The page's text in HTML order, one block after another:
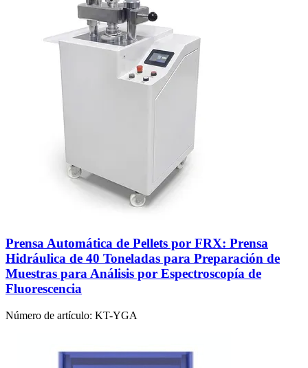
Prensa Automática de Pellets por FRX: Prensa
Hidráulica de 40 Toneladas para Preparación de
Muestras para Análisis por Espectroscopía de
Fluorescencia
Número de artículo: KT-YGA